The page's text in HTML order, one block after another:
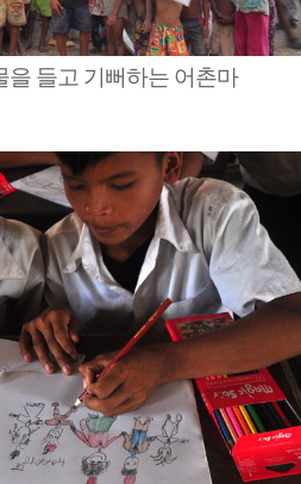
을 들고 기뻐하는 어촌마